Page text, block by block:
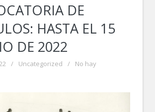
DE
HASTA EL 15
DE 2022
/ Uncategorized /
No hay